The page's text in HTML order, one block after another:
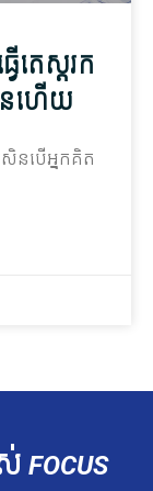
តេស្ត​រក​
ន​ហើយ
សិនបើ​អ្នក​គិត​
FOCUS